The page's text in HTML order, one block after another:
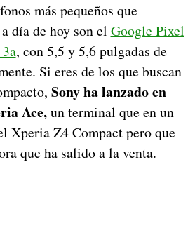
más pequeños que
día de hoy son el Google Pixel
, con 5,5 y 5,6 pulgadas de
Si eres de los que buscan
Sony ha lanzado en
Ace,un terminal que en un
Xperia Z4 Compact pero que
que ha salido a la venta.